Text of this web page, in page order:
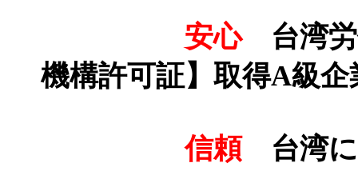
安心 台湾
機構許可証】 取得A級企
信頼 台湾